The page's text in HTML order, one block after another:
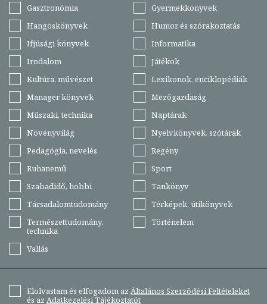
Gasztronómia
Gyermekkönyvek
Hangoskönyvek
Humor és szórakoztatás
Ifjúsági könyvek
Informatika
Irodalom
Játékok
Kultúra, művészet
Lexikonok, enciklopédiák
Manager könyvek
Mezőgazdaság
Műszaki, technika
Naptárak
Növényvilág
Nyelvkönyvek, szótárak
Pedagógia, nevelés
Regény
Ruhanemű
Sport
Szabadidő, hobbi
Tankönyv
Társadalomtudomány
Térképek, útikönyvek
Természettudomány,
technika
Történelem
Vallás
Elolvastam és elfogadom az Általános Szerződési Feltételeket
és az Adatkezelési Tájékoztatót